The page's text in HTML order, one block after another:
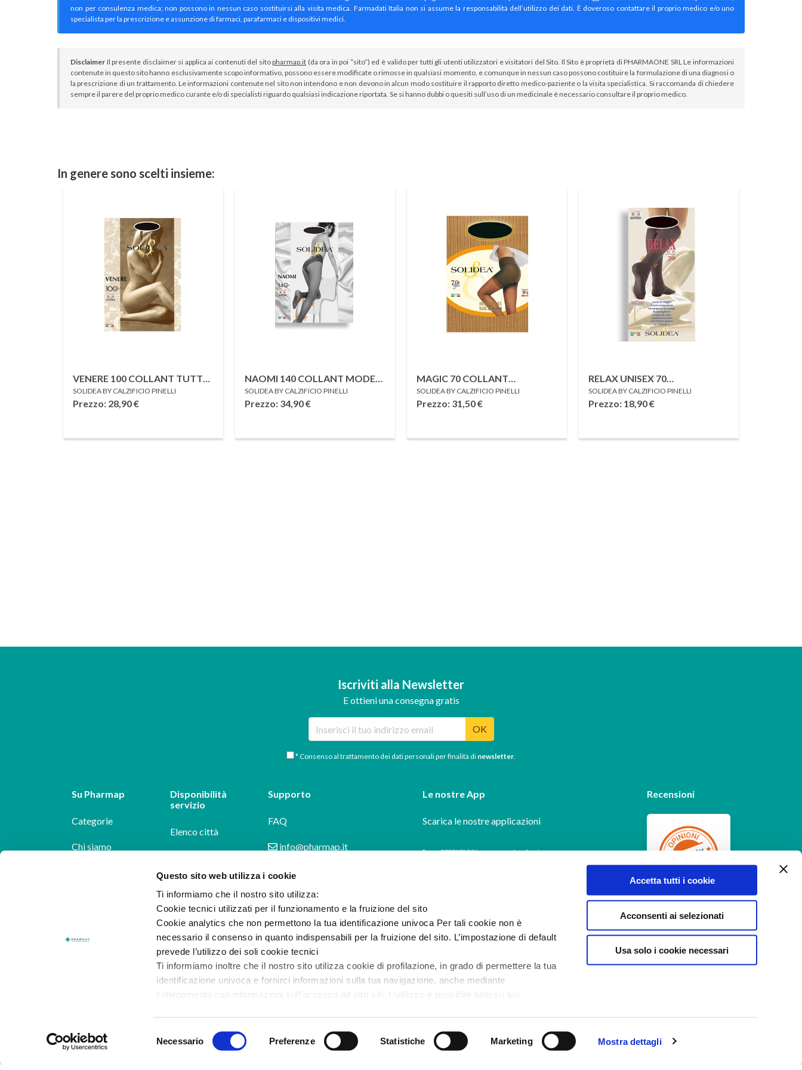
Questo sito web utilizza i cookie
Ti informiamo che il nostro sito utilizza:
Cookie tecnici utilizzati per il funzionamento e la fruizione del sito
Cookie analytics che non permettono la tua identificazione univoca Per tali cookie non è
necessario il consenso in quanto indispensabili per la fruizione del sito. L’impostazione di default
prevede l’utilizzo dei soli cookie tecnici
Ti informiamo inoltre che il nostro sito utilizza cookie di profilazione, in grado di permettere la tua
identificazione univoca e fornirci informazioni sulla tua navigazione, anche mediante
collegamento con informazioni sull’accesso ad altri siti. L’utilizzo è possibile solo su tuo
Al presente link
puoi trovare l’informativa completa e le modalità per effettuare la selezione di
dettaglio dei cookie di profilazione di prima e terza parte
del
Necessario Preferenze Statistiche Marketing Mostra dettagli
Accetta tutti i cookie
Acconsenti ai selezionati
Usa solo i cookie necessari
non per consulenza medica; non possono in nessun caso sostituirsi alla visita medica. Farmadati Italia non si assume la responsabilità dell’utilizzo dei dati. È doveroso contattare il proprio medico e/o uno
specialista per la prescrizione e assunzione di farmaci, parafarmaci e dispositivi medici.
Disclaimer Il presente disclaimer si applica ai contenuti del sitopharmap.it (da ora in poi “sito”) ed è valido per tutti gli utenti utilizzatori e visitatori del Sito. Il Sito è proprietà di PHARMAONE SRL Le informazioni
contenute in questo sito hanno esclusivamente scopo informativo, possono essere modificate o rimosse in qualsiasi momento, e comunque in nessun caso possono costituire la formulazione di una diagnosi o
la prescrizione di un trattamento. Le informazioni contenute nel sito non intendono e non devono in alcun modo sostituire il rapporto diretto medico-paziente o la visita specialistica. Si raccomanda di chiedere
sempre il parere del proprio medico curante e/o di specialisti riguardo qualsiasi indicazione riportata. Se si hanno dubbi o quesiti sull’uso di un medicinale è necessario consultare il proprio medico.
In genere sono scelti insieme:
VENERE 100 COLLANT TUTTO
NUDO SABBIA 3
SOLIDEA BY CALZIFICIO PINELLI
Prezzo: 28,90€
NAOMI 140 COLLANT MODEL
NERO 1
SOLIDEA BY CALZIFICIO PINELLI
Prezzo: 34,90€
MAGIC 70 COLLANT
ANTICELLULITE NERO 1
SOLIDEA BY CALZIFICIO PINELLI
Prezzo: 31,50€
RELAX UNISEX 70
GAMBALETTO NERO 4
SOLIDEA BY CALZIFICIO PINELLI
Prezzo: 18,90€
Iscriviti alla Newsletter
E ottieni una consegna gratis
OK
* Consenso al trattamento dei dati personali per finalità di newsletter.
Su Pharmap
Categorie
Chi siamo
Il nostro blog
Disponibilità
servizio
Elenco città
Supporto
FAQ
info@pharmap.it
Le nostre App
Scarica le nostre applicazioni
Recensioni
Feedaty4.7/5
feedbacks